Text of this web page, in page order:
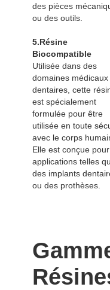
des pièces
ou des outils.
5.Résine
Biocompatible
Utilisée dans des
domaines médicaux
dentaires, cette
est spécialement
formulée pour être
utilisée en toute
avec le corps
Elle est conçue
applications telles
des implants
ou des prothèses.